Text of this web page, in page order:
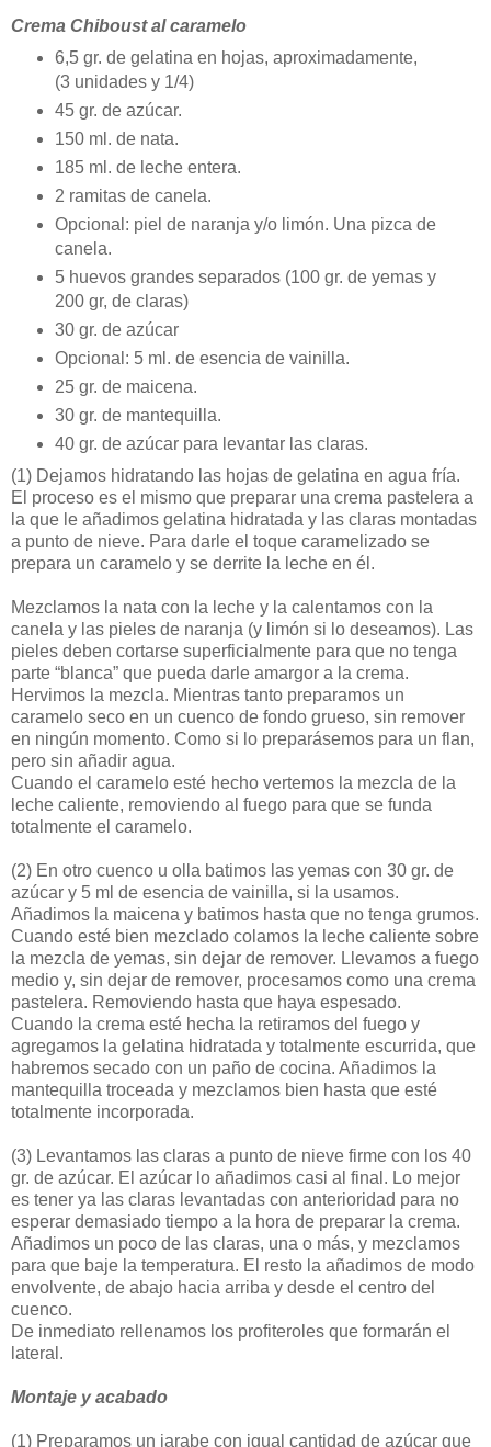
Crema Chiboust al caramelo
6,5 gr. de gelatina en hojas, aproximadamente,
(3 unidades y 1/4)
45 gr. de azúcar.
150 ml. de nata.
185 ml. de leche entera.
2 ramitas de canela.
Opcional: piel de naranja y/o limón. Una pizca de
canela.
5 huevos grandes separados (100 gr. de yemas y
200 gr, de claras)
30 gr. de azúcar
Opcional: 5 ml. de esencia de vainilla.
25 gr. de maicena.
30 gr. de mantequilla.
40 gr. de azúcar para levantar las claras.
(1) Dejamos hidratando las hojas de gelatina en agua fría.
El proceso es el mismo que preparar una crema pastelera a
la que le añadimos gelatina hidratada y las claras montadas
a punto de nieve. Para darle el toque caramelizado se
prepara un caramelo y se derrite la leche en él.
Mezclamos la nata con la leche y la calentamos con la
canela y las pieles de naranja (y limón si lo deseamos). Las
pieles deben cortarse superficialmente para que no tenga
parte “blanca” que pueda darle amargor a la crema.
Hervimos la mezcla. Mientras tanto preparamos un
caramelo seco en un cuenco de fondo grueso, sin remover
en ningún momento. Como si lo preparásemos para un flan,
pero sin añadir agua.
Cuando el caramelo esté hecho vertemos la mezcla de la
leche caliente, removiendo al fuego para que se funda
totalmente el caramelo.
(2) En otro cuenco u olla batimos las yemas con 30 gr. de
azúcar y 5 ml de esencia de vainilla, si la usamos.
Añadimos la maicena y batimos hasta que no tenga grumos.
Cuando esté bien mezclado colamos la leche caliente sobre
la mezcla de yemas, sin dejar de remover. Llevamos a fuego
medio y, sin dejar de remover, procesamos como una crema
pastelera. Removiendo hasta que haya espesado.
Cuando la crema esté hecha la retiramos del fuego y
agregamos la gelatina hidratada y totalmente escurrida, que
habremos secado con un paño de cocina. Añadimos la
mantequilla troceada y mezclamos bien hasta que esté
totalmente incorporada.
(3) Levantamos las claras a punto de nieve firme con los 40
gr. de azúcar. El azúcar lo añadimos casi al final. Lo mejor
es tener ya las claras levantadas con anterioridad para no
esperar demasiado tiempo a la hora de preparar la crema.
Añadimos un poco de las claras, una o más, y mezclamos
para que baje la temperatura. El resto la añadimos de modo
envolvente, de abajo hacia arriba y desde el centro del
cuenco.
De inmediato rellenamos los profiteroles que formarán el
lateral.
Montaje y acabado
(1) Preparamos un jarabe con igual cantidad de azúcar que